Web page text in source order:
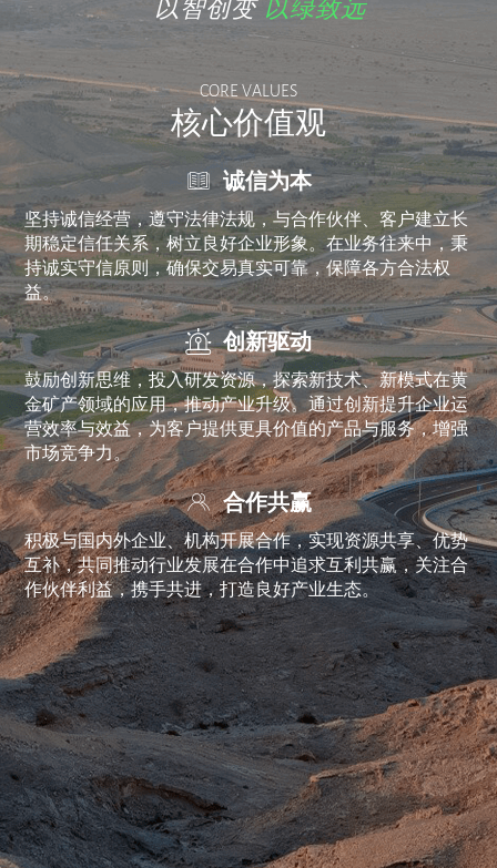
以智创变 以绿致远
CORE VALUES
核心价值观
诚信为本
坚持诚信经营，遵守法律法规，与合作伙伴、客户建立长
期稳定信任关系，树立良好企业形象。在业务往来中，秉
持诚实守信原则，确保交易真实可靠，保障各方合法权
益。
创新驱动
鼓励创新思维，投入研发资源，探索新技术、新模式在黄
金矿产领域的应用，推动产业升级。通过创新提升企业运
营效率与效益，为客户提供更具价值的产品与服务，增强
市场竞争力。
合作共赢
积极与国内外企业、机构开展合作，实现资源共享、优势
互补，共同推动行业发展在合作中追求互利共赢，关注合
作伙伴利益，携手共进，打造良好产业生态。